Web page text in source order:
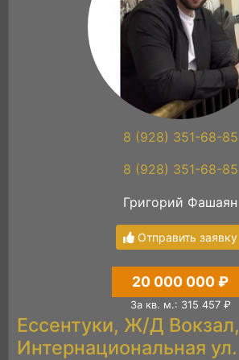
8 (928) 351-68-85
8 (928) 351-68-85
Григорий Фашаян
Отправить заявку
20 000 000 ₽
За кв. м.: 315 457 ₽
Ессентуки, Ж/Д Вокзал,
Интернациональная ул.